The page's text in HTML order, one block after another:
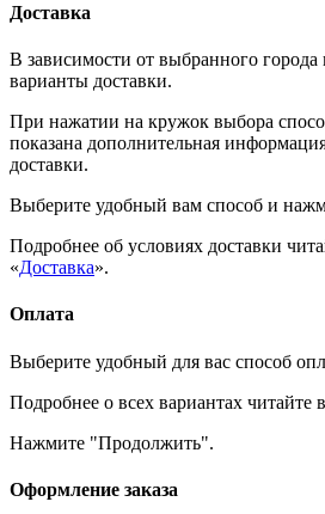
Доставка
В зависимости от выбранного города
варианты доставки.
При нажатии на кружок выбора
показана дополнительная
доставки.
Выберите удобный вам способ и
Подробнее об условиях доставки
«Доставка».
Оплата
Выберите удобный для вас способ
Подробнее о всех вариантах читайте
Нажмите "Продолжить".
Оформление заказа